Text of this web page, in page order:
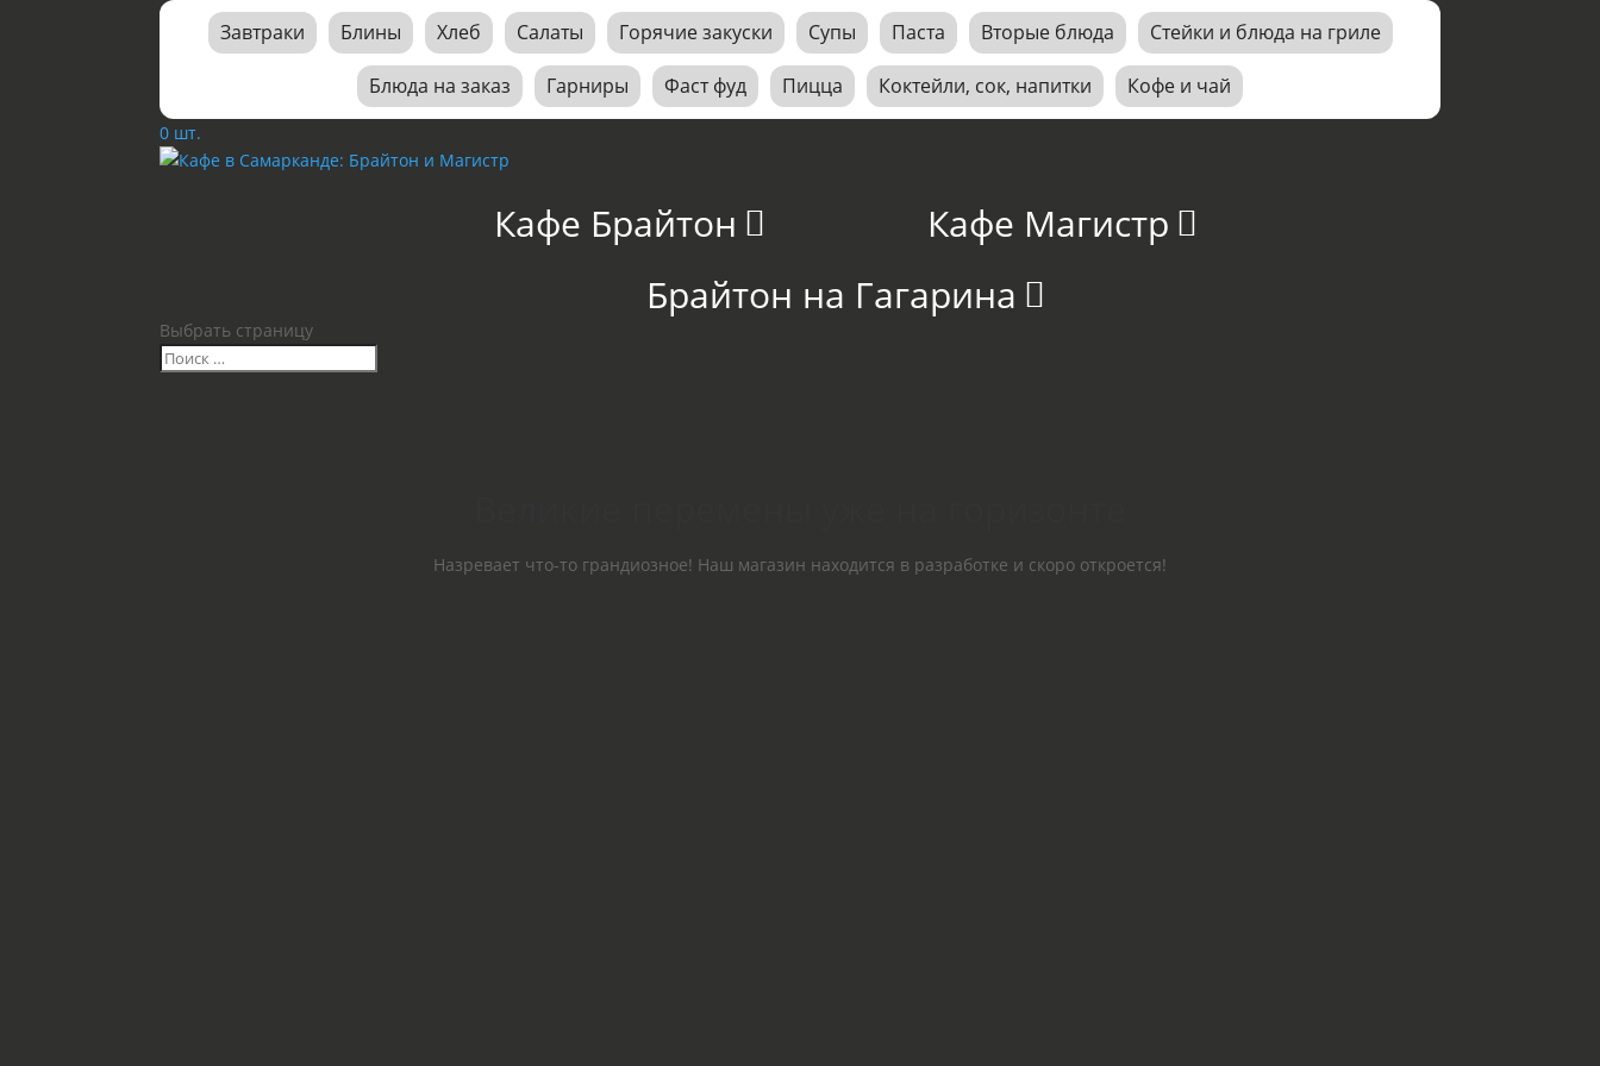
Завтраки Блины Хлеб Салаты Горячие закуски Супы Паста Вторые блюда Стейки и блюда на гриле
Блюда на заказ Гарниры Фаст фуд Пицца Коктейли, сок, напитки Кофе и чай
0 шт.
Кафе Брайтон
Кафе Магистр
Брайтон на Гагарина
Выбрать страницу
Назревает что-то грандиозное! Наш магазин находится в разработке и скоро откроется!